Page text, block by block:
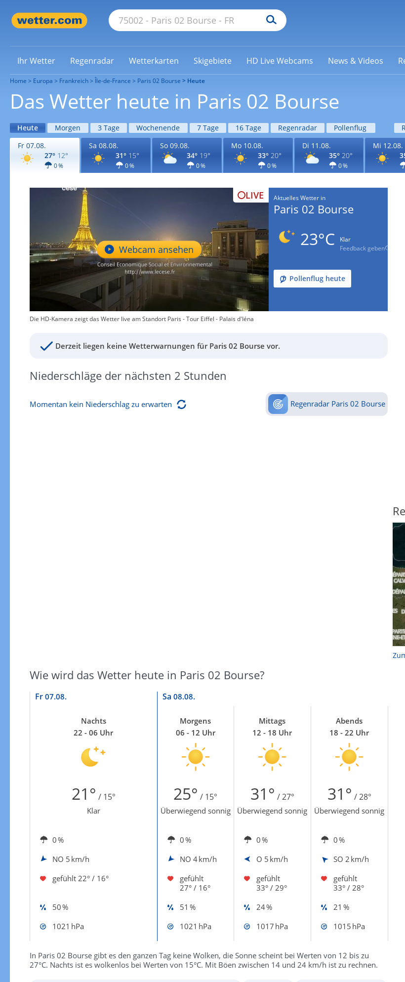
Ihr Wetter Regenradar Wetterkarten Skigebiete HD Live Webcams News & Videos
Home Europa Frankreich Île-de-France Paris 02 Bourse Heute
Das Wetter heute in Paris 02 Bourse
Heute Morgen 3 Tage Wochenende 7 Tage 16 Tage Regenradar Pollenflug
Fr 07.08.
27° 12°
0 %
Sa 08.08.
31° 15°
0 %
So 09.08.
34° 19°
0 %
Mo 10.08.
33° 20°
0 %
Di 11.08.
35° 20°
0 %
Mi 12.08.
LIVE
Webcam ansehen
Aktuelles Wetter in
Paris 02 Bourse
23°C
Klar
Feedback geben
Pollenflug heute
Die HD-Kamera zeigt das Wetter live am Standort Paris - Tour Eiffel - Palais d'Iéna
Derzeit liegen keine Wetterwarnungen für Paris 02 Bourse vor.
Niederschläge der nächsten 2 Stunden
Momentan kein Niederschlag zu erwarten Regenradar Paris 02 Bourse
Wie wird das Wetter heute in Paris 02 Bourse?
Fr 07.08. Sa 08.08.
Nachts
22 - 06 Uhr
Morgens
06 - 12 Uhr
Mittags
12 - 18 Uhr
Abends
18 - 22 Uhr
21° / 15° 25° / 15° 31° / 27° 31° / 28°
Klar Überwiegend sonnig Überwiegend sonnig Überwiegend sonnig
0 % 0 % 0 %
0 %
NO 5 km/h NO 4 km/h O 5 km/h SO 2 km/h
gefühlt 22° / 16°
gefühlt
27° / 16°
gefühlt
33° / 29°
gefühlt
33° / 28°
50 %
51 % 24 %
21 %
1021 hPa
1021 hPa 1017 hPa 1015 hPa
In Paris 02 Bourse gibt es den ganzen Tag keine Wolken, die Sonne scheint bei Werten von 12 bis zu
27°C. Nachts ist es wolkenlos bei Werten von 15°C. Mit Böen zwischen 14 und 24 km/h ist zu rechnen.